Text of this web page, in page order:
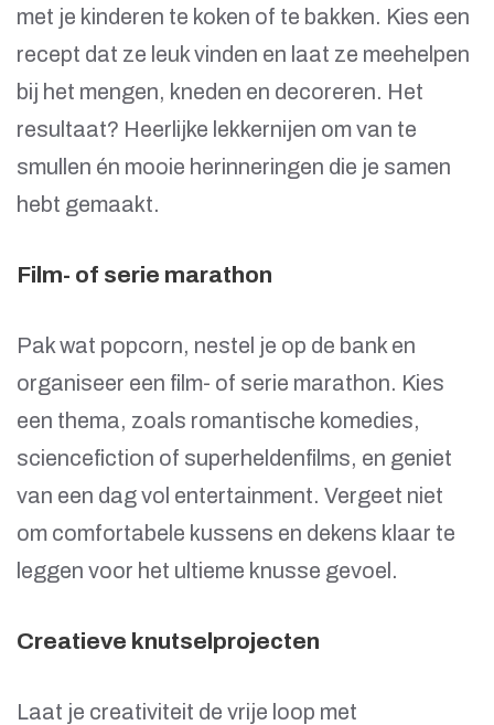
met je kinderen te koken of te bakken. Kies een
recept dat ze leuk vinden en laat ze meehelpen
bij het mengen, kneden en decoreren. Het
resultaat? Heerlijke lekkernijen om van te
smullen én mooie herinneringen die je samen
hebt gemaakt.
Film- of serie marathon
Pak wat popcorn, nestel je op de bank en
organiseer een film- of serie marathon. Kies
een thema, zoals romantische komedies,
sciencefiction of superheldenfilms, en geniet
van een dag vol entertainment. Vergeet niet
om comfortabele kussens en dekens klaar te
leggen voor het ultieme knusse gevoel.
Creatieve knutselprojecten
Laat je creativiteit de vrije loop met